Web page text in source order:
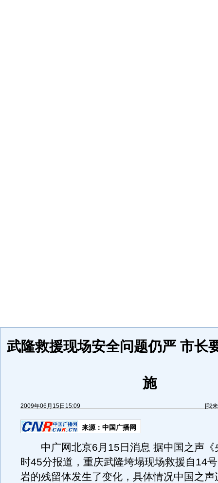
武隆救援现场安全问题仍严 市长
施
2009年06月15日15:09 [我
来源： 中国广播网
中广网北京6月15日消息 据中国之声《
时45分报道，重庆武隆垮塌现场救援自14
岩的残留体发生了变化，具体情况中国之声